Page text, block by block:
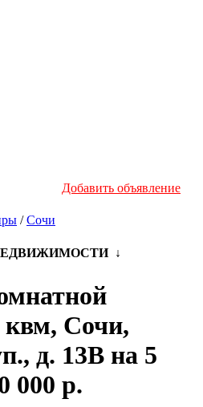
Добавить объявление
/Сочи
↓
Сочи,
д. 13В на 5
000 р.